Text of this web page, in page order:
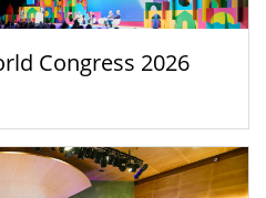
Congress 2026